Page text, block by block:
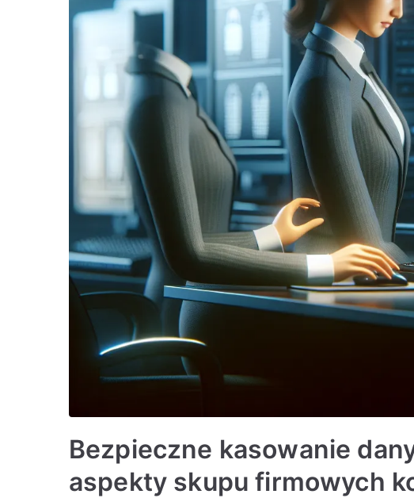
Bezpieczne kasowanie
aspekty skupu firmowych